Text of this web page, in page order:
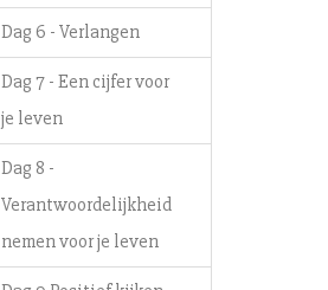
Dag 6 - Verlangen
Dag 7 - Een cijfer voor
je leven
Dag 8 -
Verantwoordelijkheid
nemen voor je leven